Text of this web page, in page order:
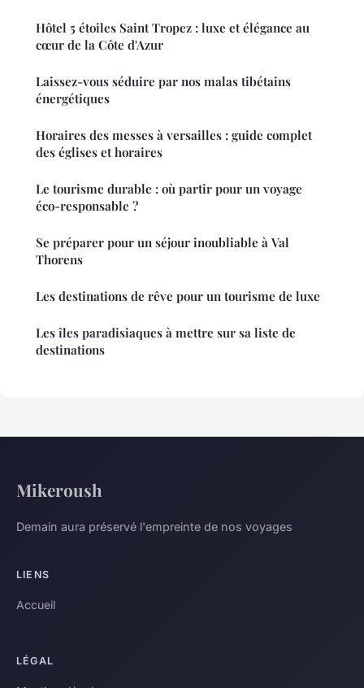
Hôtel 5 étoiles Saint Tropez : luxe et élégance au
cœur de la Côte d'Azur
Laissez-vous séduire par nos malas tibétains
énergétiques
Horaires des messes à versailles : guide complet
des églises et horaires
Le tourisme durable : où partir pour un voyage
éco-responsable ?
Se préparer pour un séjour inoubliable à Val
Thorens
Les destinations de rêve pour un tourisme de luxe
Les îles paradisiaques à mettre sur sa liste de
destinations
Mikeroush
Demain aura préservé l'empreinte de nos voyages
LIENS
Accueil
LÉGAL